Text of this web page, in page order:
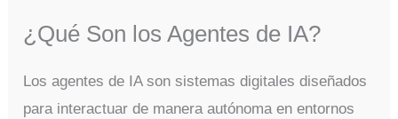
¿Qué Son los Agentes de IA?
Los agentes de IA son sistemas digitales diseñados
para interactuar de manera autónoma en entornos